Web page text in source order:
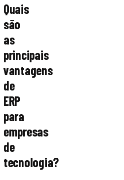
Quais
são
as
principais
vantagens
de
ERP
para
empresas
de
tecnologia?